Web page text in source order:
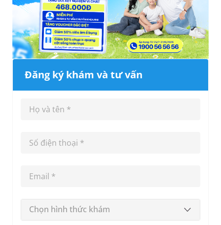
Đăng ký khám và tư vấn
Chọn hình thức khám